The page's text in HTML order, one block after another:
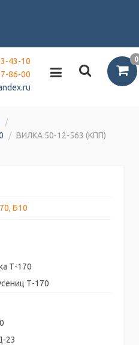
0
43-10
86-00
/
/ ВИЛКА 50-12-563 (КПП)
Б10
Т-170
Т-170
23